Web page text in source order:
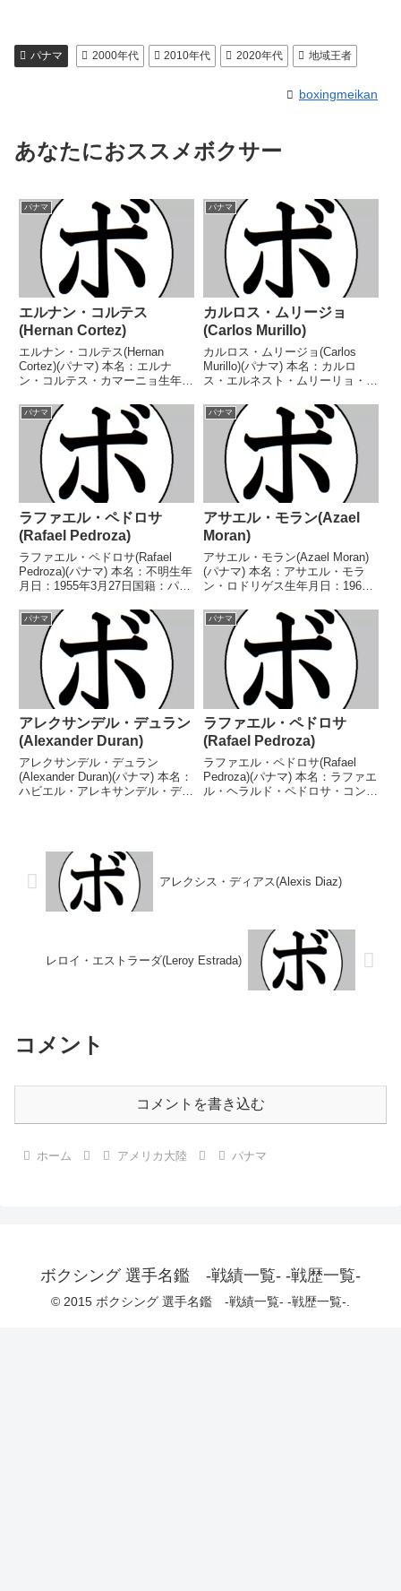
パナマ 2000年代 2010年代 2020年代 地域王者
boxingmeikan
あなたにおススメボクサー
パナマ
エルナン・コルテス
(Hernan Cortez)
エルナン・コルテス(Hernan
Cortez)(パナマ) 本名：エルナ
ン・コルテス・カマーニョ生年月
戦績：29戦9勝(2KO)16敗3分1無
効試合 【獲得タイトル】WBC中
央アメリカスーパーフライ級王
座...
パナマ
カルロス・ムリージョ
(Carlos Murillo)
カルロス・ムリージョ(Carlos
Murillo)(パナマ) 本名：カルロ
ス・エルネスト・ムリーリョ・ド
10日国籍：パナマ戦績：50戦38
勝(29KO)11敗1分 【獲得タイト
ル】パナマライトフライ級王座...
パナマ
ラファエル・ペドロサ
(Rafael Pedroza)
ラファエル・ペドロサ(Rafael
Pedroza)(パナマ) 本名：不明生年
月日：1955年3月27日国籍：パナ
分 【獲得タイトル】パナマスー
パーフライ級王座WBAラテンア
メリカライトフライ級王座第2...
パナマ
アサエル・モラン(Azael
Moran)
アサエル・モラン(Azael Moran)
(パナマ) 本名：アサエル・モラ
ン・ロドリゲス生年月日：1960
32戦21勝(9KO)11敗 【獲得タイ
トル】パナマバンタム級王座パナ
マスーパーバンタム級王座WBA
ラ...
パナマ
アレクサンデル・デュラン
(Alexander Duran)
アレクサンデル・デュラン
(Alexander Duran)(パナマ) 本名：
ハビエル・アレキサンデル・デュ
IBFラテンアメリカスーパーラ...
パナマ
ラファエル・ペドロサ
(Rafael Pedroza)
ラファエル・ペドロサ(Rafael
Pedroza)(パナマ) 本名：ラファエ
ル・ヘラルド・ペドロサ・コント
アレクシス・ディアス(Alexis Diaz)
レロイ・エストラーダ(Leroy Estrada)
コメント
コメントを書き込む
ホーム アメリカ大陸 パナマ
ボクシング 選手名鑑 -戦績一覧- -戦歴一覧-
© 2015 ボクシング 選手名鑑 -戦績一覧- -戦歴一覧-.